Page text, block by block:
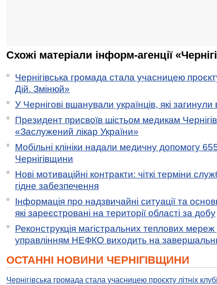
Схожі матеріали інформ-агенції
Чернігівська громада стала учасницею
Дій. Змінюй»
У Чернігові вшанували українців, які загинули
Президент присвоїв шістьом медикам
«Заслужений лікар України»
Мобільні клініки надали медичну допомогу
Чернігівщини
Нові мотиваційні контракти: чіткі терміни
гідне забезпечення
Інформація про надзвичайні ситуації та
які зареєстровані на території області за добу
Реконструкція магістральних теплових мереж
управлінням НЕФКО виходить на
ОСТАННІ НОВИНИ ЧЕРНІГІВЩИНИ
Чернігівська громада стала учасницею проєкту літніх